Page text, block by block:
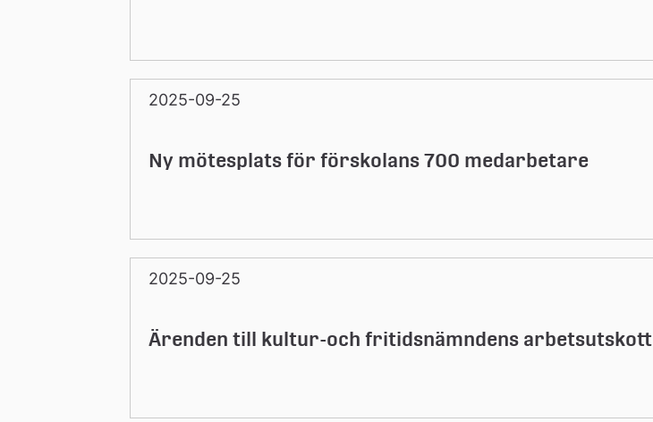
2025-09-25
Ny mötesplats för förskolans 700 medarbetare
2025-09-25
Ärenden till kultur-och fritidsnämndens arbetsutskott